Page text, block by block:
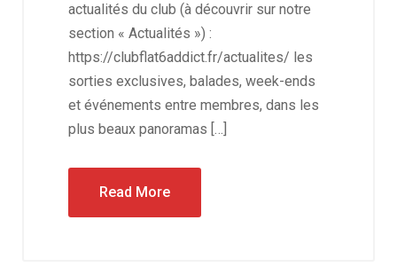
actualités du club (à découvrir sur notre
section « Actualités ») :
https://clubflat6addict.fr/actualites/ les
sorties exclusives, balades, week-ends
et événements entre membres, dans les
plus beaux panoramas […]
Read More